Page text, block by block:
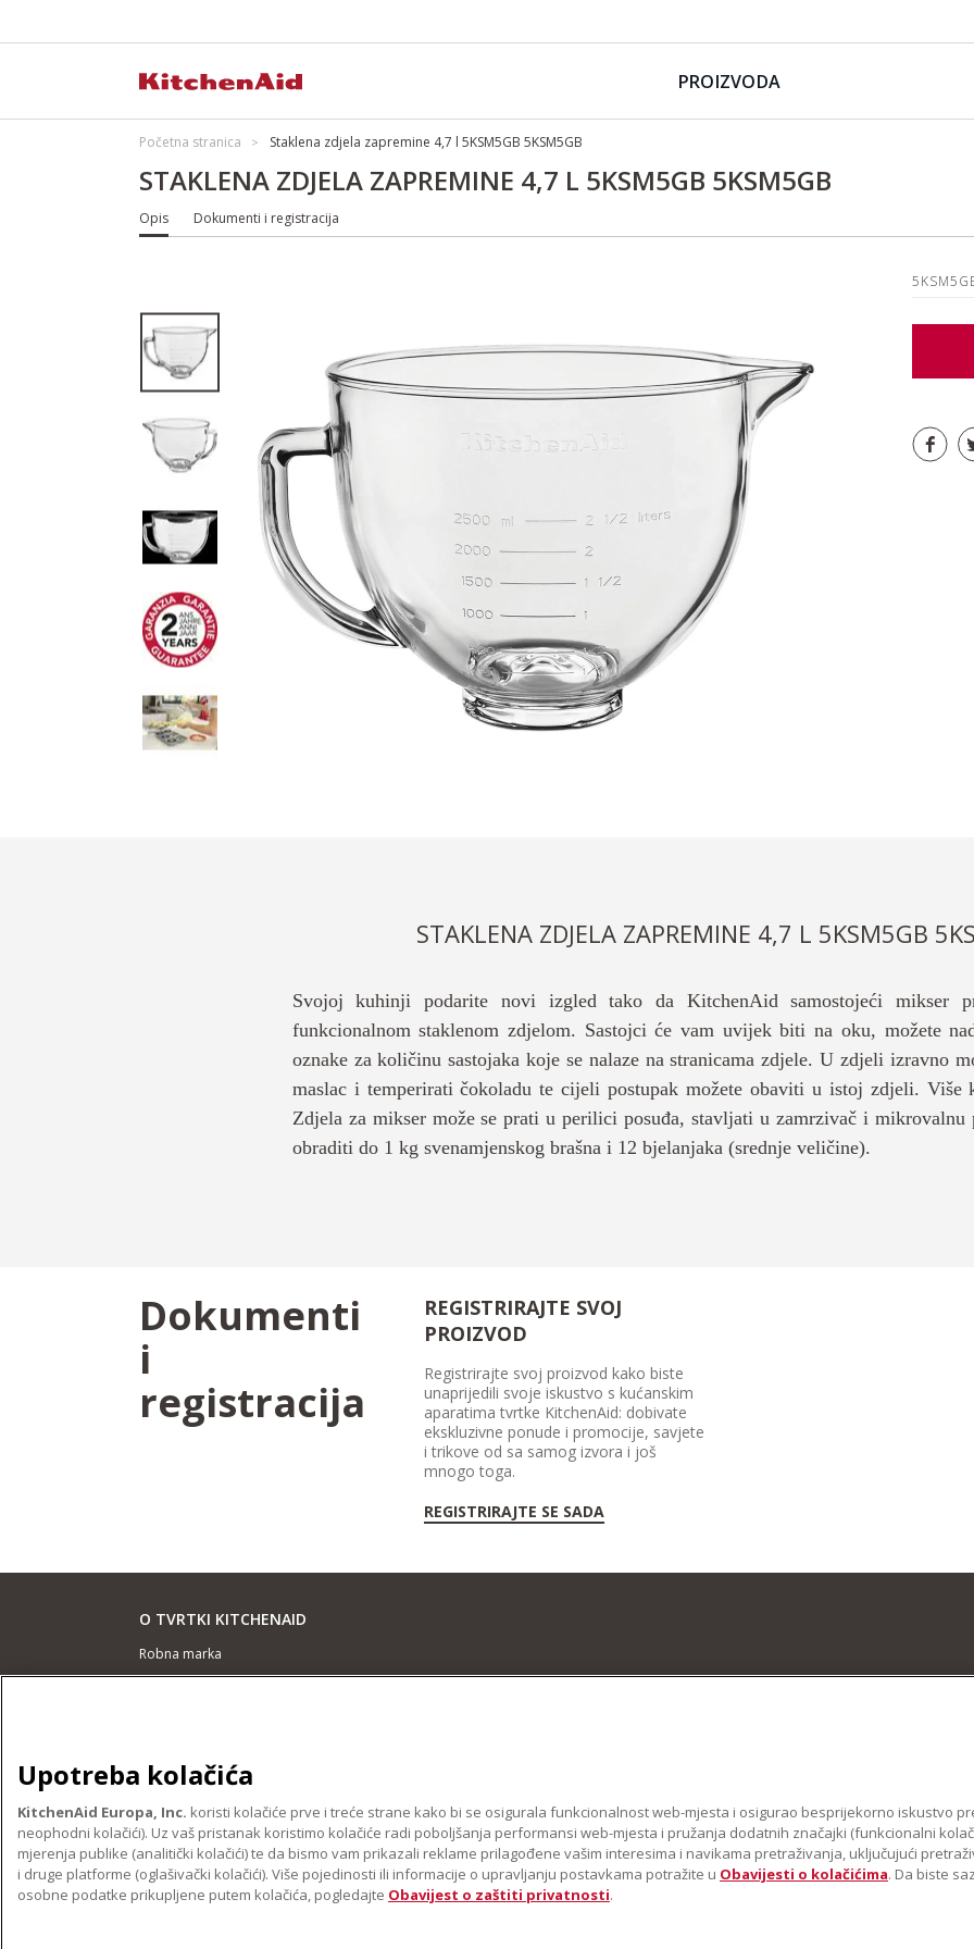
PROIZVODA
Početna stranica Staklena zdjela zapremine 4,7 l 5KSM5GB 5KSM5GB
STAKLENA ZDJELA ZAPREMINE 4,7 L 5KSM5GB 5KSM5GB
Opis Dokumenti i registracija
STAKLENA ZDJELA ZAPREMINE 4,7 L 5KSM5GB
Svojoj kuhinji podarite novi izgled tako da KitchenAid samostojeći mikser
funkcionalnom staklenom zdjelom. Sastojci će vam uvijek biti na oku, možete
oznake za količinu sastojaka koje se nalaze na stranicama zdjele. U zdjeli izravno
maslac i temperirati čokoladu te cijeli postupak možete obaviti u istoj zdjeli. Više
Zdjela za mikser može se prati u perilici posuđa, stavljati u zamrzivač i mikrovalnu
obraditi do 1 kg svenamjenskog brašna i 12 bjelanjaka (srednje veličine).
Dokumenti
i
registracija
REGISTRIRAJTE SVOJ
PROIZVOD
Registrirajte svoj proizvod kako biste
unaprijedili svoje iskustvo s kućanskim
aparatima tvrtke KitchenAid: dobivate
ekskluzivne ponude i promocije, savjete
i trikove od sa samog izvora i još
mnogo toga.
REGISTRIRAJTE SE SADA
O TVRTKI KITCHENAID
Robna marka
PODRŠKA
Pronađi trgovinu
Jamstvo i dokumenti
Upotreba kolačića
KitchenAid Europa, Inc. koristi kolačiće prve i treće strane kako bi se osigurala funkcionalnost web-mjesta i osigurao besprijekorno iskustvo
neophodni kolačići). Uz vaš pristanak koristimo kolačiće radi poboljšanja performansi web-mjesta i pružanja dodatnih značajki (funkcionalni
mjerenja publike (analitički kolačići) te da bismo vam prikazali reklame prilagođene vašim interesima i navikama pretraživanja, uključujući
i druge platforme (oglašivački kolačići). Više pojedinosti ili informacije o upravljanju postavkama potražite u Obavijesti o kolačićima. Da biste
osobne podatke prikupljene putem kolačića, pogledajte Obavijest o zaštiti privatnosti.